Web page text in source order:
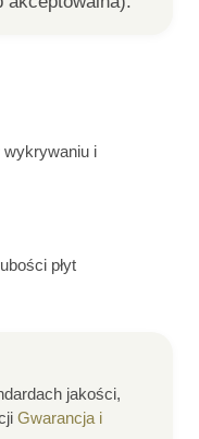
wykrywaniu i
płyt
jakości,
Gwarancja i